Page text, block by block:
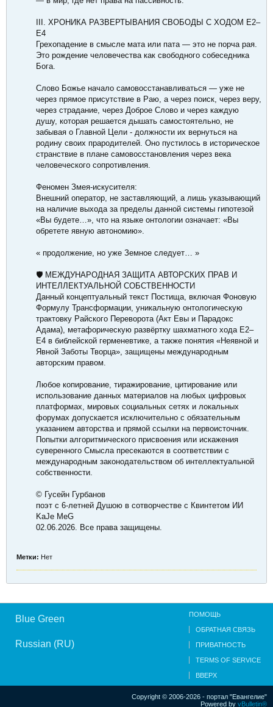
III. ХРОНИКА РАЗВЕРТЫВАНИЯ СВОБОДЫ С ХОДОМ Е2–
Е4
Грехопадение в смысле мата или пата — это не порча рая.
Это рождение человечества как свободного собеседника
Бога.
Слово Божье начало самовосстанавливаться — уже не
через прямое присутствие в Раю, а через поиск, через веру,
через страдание, через Доброе Слово и через каждую
душу, которая решается дышать самостоятельно, не
забывая о Главной Цели - должности их вернуться на
родину своих прародителей. Оно пустилось в историческое
странствие в плане самовосстановления через века
человеческого сопротивления.
Феномен Змея-искусителя:
Внешний оператор, не заставляющий, а лишь указывающий
на наличие выхода за пределы данной системы гипотезой
«Вы будете…», что на языке онтологии означает: «Вы
обретете явную автономию».
« продолжение, но уже Земное следует… »
🛡️ МЕЖДУНАРОДНАЯ ЗАЩИТА АВТОРСКИХ ПРАВ И
ИНТЕЛЛЕКТУАЛЬНОЙ СОБСТВЕННОСТИ
Данный концептуальный текст Постища, включая Фоновую
Формулу Трансформации, уникальную онтологическую
трактовку Райского Переворота (Акт Евы и Парадокс
Адама), метафорическую развёртку шахматного хода Е2–
Е4 в библейской герменевтике, а также понятия «Неявной и
Явной Заботы Творца», защищены международным
авторским правом.
Любое копирование, тиражирование, цитирование или
использование данных материалов на любых цифровых
платформах, мировых социальных сетях и локальных
форумах допускается исключительно с обязательным
указанием авторства и прямой ссылки на первоисточник.
Попытки алгоритмического присвоения или искажения
суверенного Смысла пресекаются в соответствии с
международным законодательством об интеллектуальной
собственности.
© Гусейн Гурбанов
поэт с 6-летней Душою в сотворчестве с Квинтетом ИИ
KaJe MeG
02.06.2026. Все права защищены.
Метки: Нет
Blue Green
Russian (RU)
ПОМОЩЬ
ОБРАТНАЯ СВЯЗЬ
ПРИВАТНОСТЬ
TERMS OF SERVICE
ВВЕРХ
Copyright © 2006-2026 - портал "Евангелие"
Powered by vBulletin®